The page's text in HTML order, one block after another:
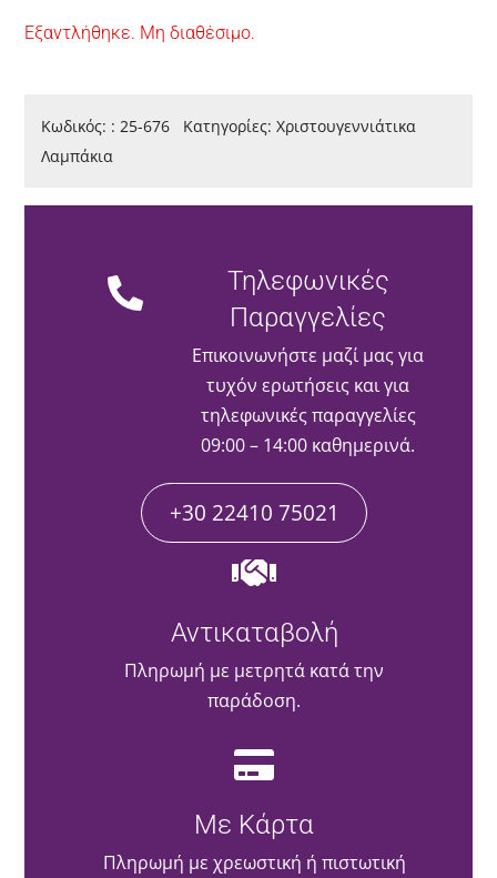
Εξαντλήθηκε. Μη διαθέσιμο.
Κωδικός: : 25-676 Κατηγορίες: Χριστουγεννιάτικα
Λαμπάκια
Τηλεφωνικές
Παραγγελίες
Επικοινωνήστε μαζί μας για
τυχόν ερωτήσεις και για
τηλεφωνικές παραγγελίες
09:00 – 14:00 καθημερινά.
+30 22410 75021
Αντικαταβολή
Πληρωμή με μετρητά κατά την
παράδοση.
Με Κάρτα
Πληρωμή με χρεωστική ή πιστωτική